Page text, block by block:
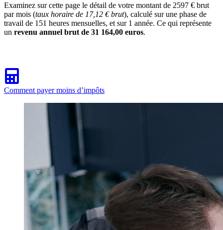
Examinez sur cette page le détail de votre montant de 2597 € brut
par mois (taux horaire de 17,12 € brut), calculé sur une phase de
travail de 151 heures mensuelles, et sur 1 année. Ce qui représente
un revenu annuel brut de 31 164,00 euros.
Comment payer moins d’impôts